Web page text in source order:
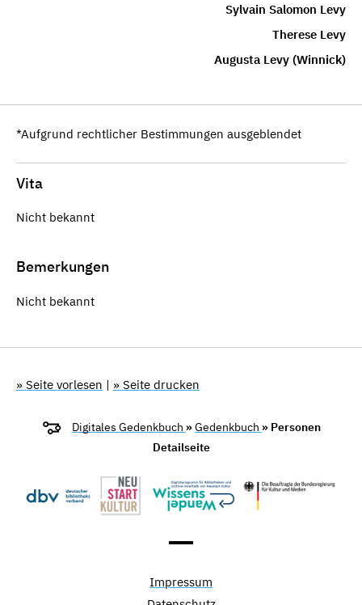
Sylvain Salomon Levy
Therese Levy
Augusta Levy (Winnick)
*Aufgrund rechtlicher Bestimmungen ausgeblendet
Vita
Nicht bekannt
Bemerkungen
Nicht bekannt
» Seite vorlesen | » Seite drucken
Digitales Gedenkbuch »Gedenkbuch » Personen
Detailseite
Impressum